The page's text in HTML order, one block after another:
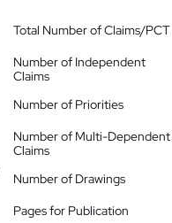
Total Number of Claims/PCT
Number of Independent
Claims
Number of Priorities
Number of Multi-Dependent
Claims
Number of Drawings
Pages for Publication